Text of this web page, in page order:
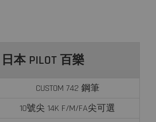
日本 PILOT 百樂
CUSTOM 742 鋼筆
10號尖 14K F/M/FA尖可選